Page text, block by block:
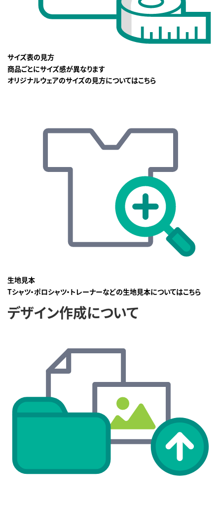
サイズ表の見方
商品ごとにサイズ感が異なります
オリジナルウェアのサイズの見方についてはこちら
生地見本
Tシャツ・ポロシャツ・トレーナーなどの生地見本についてはこちら
デザイン作成について